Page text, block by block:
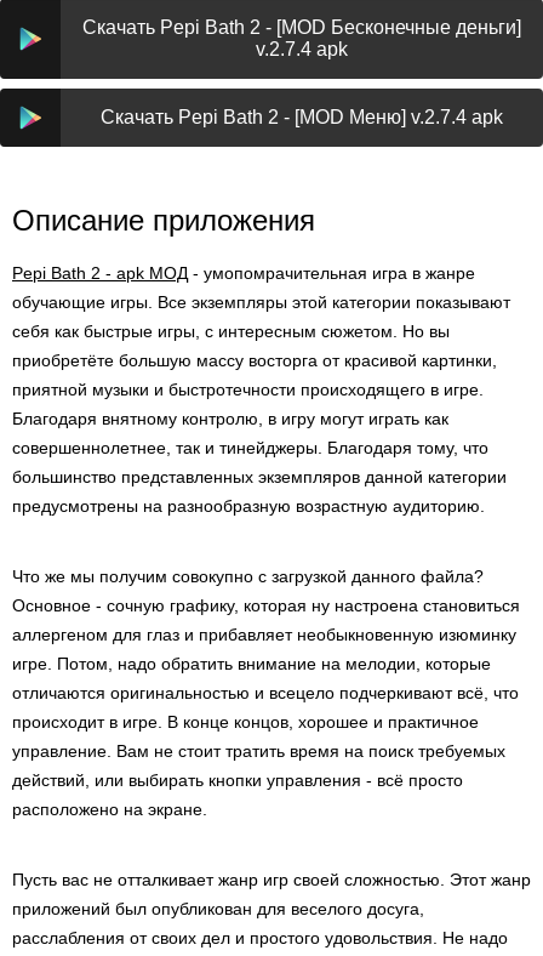
Скачать Pepi Bath 2 - [MOD Бесконечные деньги]
v.2.7.4 apk
Скачать Pepi Bath 2 - [MOD Меню] v.2.7.4 apk
Описание приложения
Pepi Bath 2 - apk МОД - умопомрачительная игра в жанре
обучающие игры. Все экземпляры этой категории показывают
себя как быстрые игры, с интересным сюжетом. Но вы
приобретёте большую массу восторга от красивой картинки,
приятной музыки и быстротечности происходящего в игре.
Благодаря внятному контролю, в игру могут играть как
совершеннолетнее, так и тинейджеры. Благодаря тому, что
большинство представленных экземпляров данной категории
предусмотрены на разнообразную возрастную аудиторию.
Что же мы получим совокупно с загрузкой данного файла?
Основное - сочную графику, которая ну настроена становиться
аллергеном для глаз и прибавляет необыкновенную изюминку
игре. Потом, надо обратить внимание на мелодии, которые
отличаются оригинальностью и всецело подчеркивают всё, что
происходит в игре. В конце концов, хорошее и практичное
управление. Вам не стоит тратить время на поиск требуемых
действий, или выбирать кнопки управления - всё просто
расположено на экране.
Пусть вас не отталкивает жанр игр своей сложностью. Этот жанр
приложений был опубликован для веселого досуга,
расслабления от своих дел и простого удовольствия. Не надо